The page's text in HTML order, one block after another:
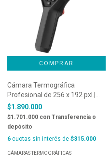
Cámara Termográfica
Profesional de 256 x 192 pxl.|
Hikmicro - B20S
$1.890.000
$1.701.000 con Transferencia o
depósito
6 cuotas sin interés de $315.000
CÁMARAS TERMOGRÁFICAS